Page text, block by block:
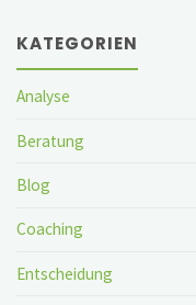
KATEGORIEN
Analyse
Beratung
Blog
Coaching
Entscheidung